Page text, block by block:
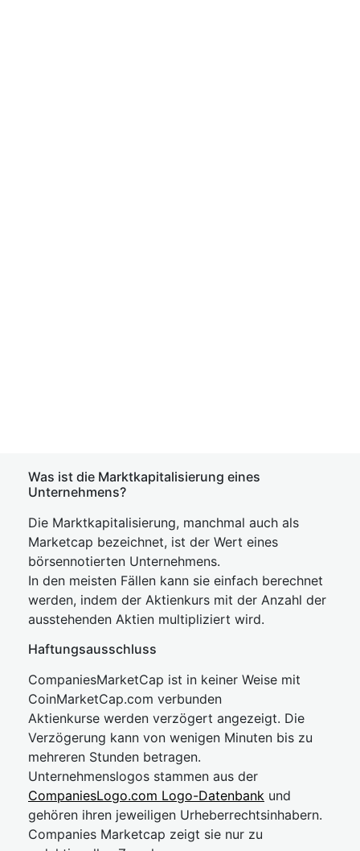
Was ist die Marktkapitalisierung eines
Unternehmens?
Die Marktkapitalisierung, manchmal auch als
Marketcap bezeichnet, ist der Wert eines
börsennotierten Unternehmens.
In den meisten Fällen kann sie einfach berechnet
werden, indem der Aktienkurs mit der Anzahl der
ausstehenden Aktien multipliziert wird.
Haftungsausschluss
CompaniesMarketCap ist in keiner Weise mit
CoinMarketCap.com verbunden
Aktienkurse werden verzögert angezeigt. Die
Verzögerung kann von wenigen Minuten bis zu
mehreren Stunden betragen.
Unternehmenslogos stammen aus der
CompaniesLogo.com Logo-Datenbank und
gehören ihren jeweiligen Urheberrechtsinhabern.
Companies Marketcap zeigt sie nur zu